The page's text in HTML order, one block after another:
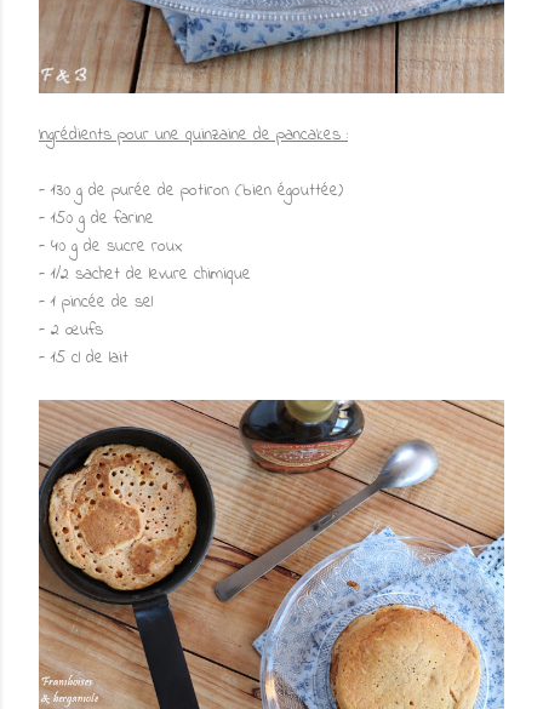
Ingrédients pour une quinzaine de pancakes :
- 130 g de purée de potiron (bien égouttée)
- 150 g de farine
- 40 g de sucre roux
- 1/2 sachet de levure chimique
- 1 pincée de sel
- 2 œufs
- 15 cl de lait